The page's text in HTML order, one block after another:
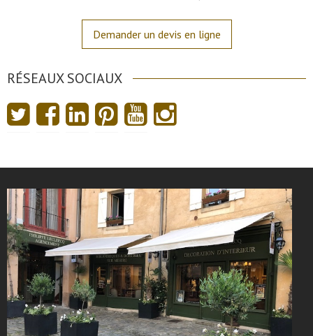
Demander un devis en ligne
RÉSEAUX SOCIAUX